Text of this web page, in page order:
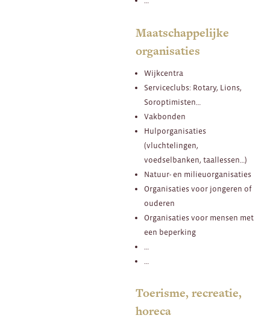
Maatschappelijke
organisaties
Wijkcentra
Serviceclubs: Rotary, Lions,
Soroptimisten…
Vakbonden
Hulporganisaties
(vluchtelingen,
voedselbanken, taallessen…)
Natuur- en milieuorganisaties
Organisaties voor jongeren of
ouderen
Organisaties voor mensen met
een beperking
Toerisme, recreatie,
horeca